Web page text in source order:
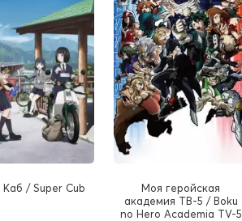
Каб / Super Cub
Моя геройская
академия ТВ-5 / Boku
no Hero Academia TV-5